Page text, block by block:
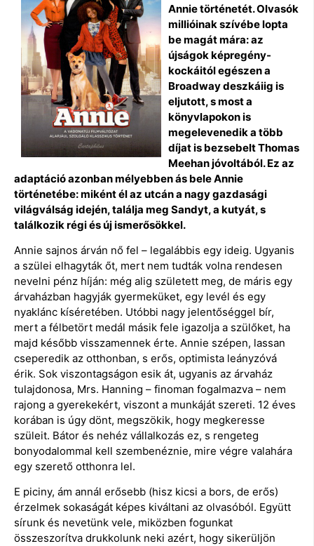
Annie történetét. Olvasók
millióinak szívébe lopta
be magát mára: az
újságok képregény-
kockáitól egészen a
Broadway deszkáiig is
eljutott, s most a
könyvlapokon is
megelevenedik a több
díjat is bezsebelt Thomas
Meehan jóvoltából. Ez az
adaptáció azonban mélyebben ás bele Annie
történetébe: miként él az utcán a nagy gazdasági
világválság idején, találja meg Sandyt, a kutyát, s
találkozik régi és új ismerősökkel.
Annie sajnos árván nő fel – legalábbis egy ideig. Ugyanis
a szülei elhagyták őt, mert nem tudták volna rendesen
nevelni pénz híján: még alig született meg, de máris egy
árvaházban hagyják gyermeküket, egy levél és egy
nyaklánc kíséretében. Utóbbi nagy jelentőséggel bír,
mert a félbetört medál másik fele igazolja a szülőket, ha
majd később visszamennek érte. Annie szépen, lassan
cseperedik az otthonban, s erős, optimista leányzóvá
érik. Sok viszontagságon esik át, ugyanis az árvaház
tulajdonosa, Mrs. Hanning – finoman fogalmazva – nem
rajong a gyerekekért, viszont a munkáját szereti. 12 éves
korában is úgy dönt, megszökik, hogy megkeresse
szüleit. Bátor és nehéz vállalkozás ez, s rengeteg
bonyodalommal kell szembenéznie, mire végre valahára
egy szerető otthonra lel.
E piciny, ám annál erősebb (hisz kicsi a bors, de erős)
érzelmek sokaságát képes kiváltani az olvasóból. Együtt
sírunk és nevetünk vele, miközben fogunkat
összeszorítva drukkolunk neki azért, hogy sikerüljön